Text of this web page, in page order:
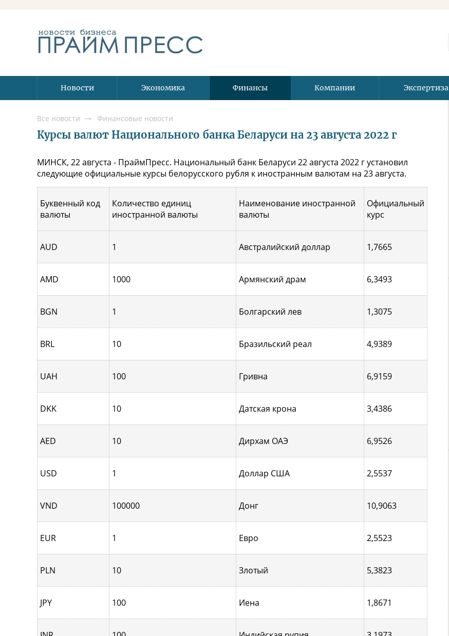
Новости Экономика Финансы Компании Экспертиза
Все новости Финансовые новости
Курсы валют Национального банка Беларуси на 23 августа 2022 г
МИНСК, 22 августа - ПраймПресс. Национальный банк Беларуси 22 августа 2022 г установил
следующие официальные курсы белорусского рубля к иностранным валютам на 23 августа.
Буквенный код
валюты
Количество единиц
иностранной валюты
Наименование иностранной
валюты
Официальный
курс
AUD 1 Австралийский доллар 1,7665
AMD 1000 Армянский драм 6,3493
BGN 1 Болгарский лев 1,3075
BRL 10 Бразильский реал 4,9389
UAH 100 Гривна 6,9159
DKK 10 Датская крона 3,4386
AED 10 Дирхам ОАЭ 6,9526
USD 1 Доллар США 2,5537
VND 100000 Донг 10,9063
EUR 1 Евро 2,5523
PLN 10 Злотый 5,3823
JPY 100 Иена 1,8671